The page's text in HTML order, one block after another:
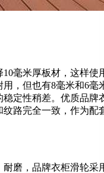
毫米厚板材，这样使
，但也有8毫米和6毫
稳定性稍差。优质品牌
路完全一致，作为配
磨，品牌衣柜滑轮采